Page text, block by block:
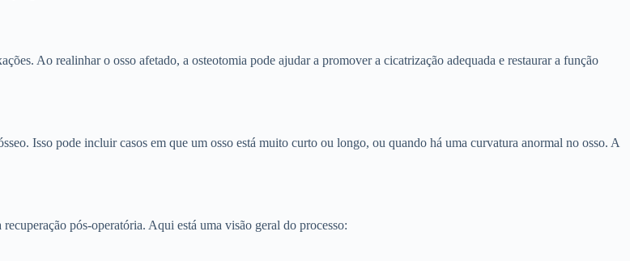
Ao realinhar o osso afetado, a osteotomia pode ajudar a promover a cicatrização adequada e restaurar a função
Isso pode incluir casos em que um osso está muito curto ou longo, ou quando há uma curvatura anormal no osso. A
pós-operatória. Aqui está uma visão geral do processo: